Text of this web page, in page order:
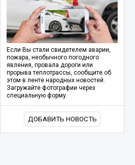
Если Вы стали свидетелем аварии,
пожара, необычного погодного
явления, провала дороги или
прорыва теплотрассы, сообщите об
этом в ленте народных новостей.
Загружайте фотографии через
специальную форму.
ДОБАВИТЬ НОВОСТЬ